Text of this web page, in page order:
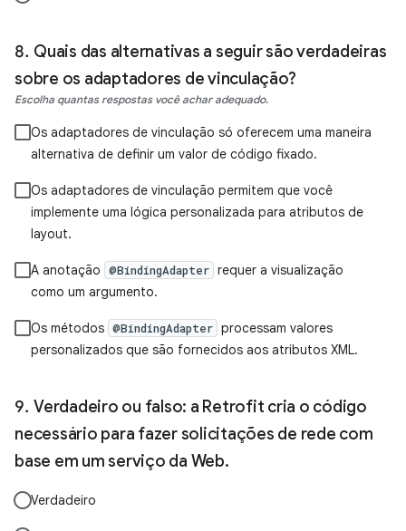
Quais das alternativas a seguir são verdadeiras
sobre os adaptadores de vinculação?
Escolha quantas respostas você achar adequado.
Os adaptadores de vinculação só oferecem uma maneira
alternativa de definir um valor de código fixado.
Os adaptadores de vinculação permitem que você
implemente uma lógica personalizada para atributos de
layout.
A anotação @BindingAdapter requer a visualização
como um argumento.
Os métodos @BindingAdapter processam valores
personalizados que são fornecidos aos atributos XML.
Verdadeiro ou falso: a Retrofit cria o código
necessário para fazer solicitações de rede com
base em um serviço da Web.
Verdadeiro